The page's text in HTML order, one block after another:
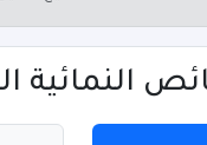
النمائية